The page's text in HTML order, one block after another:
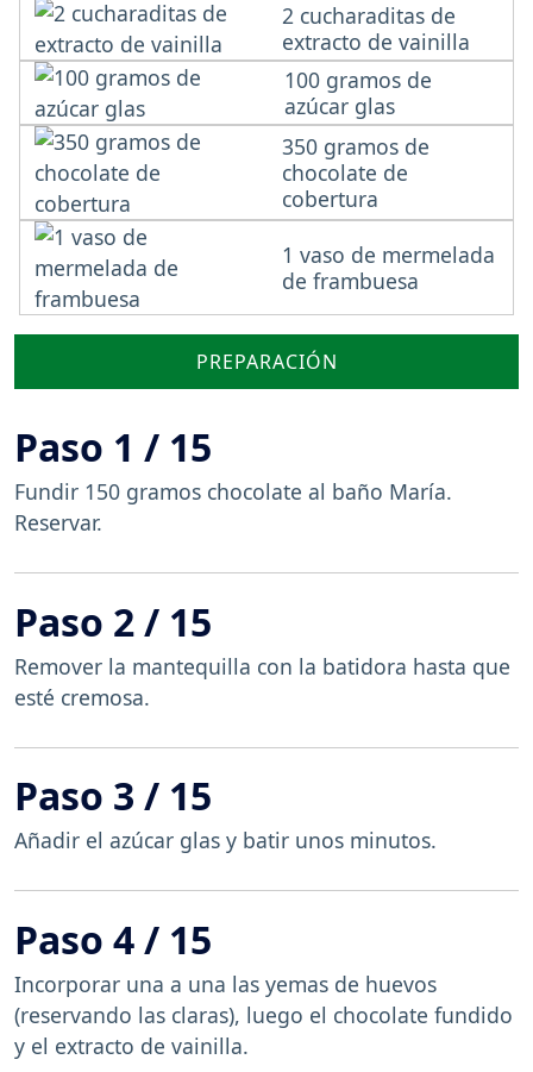
2 cucharaditas de
extracto de vainilla
100 gramos de
azúcar glas
350 gramos de
chocolate de
cobertura
1 vaso de mermelada
de frambuesa
PREPARACIÓN
Paso 1 / 15
Fundir 150 gramos chocolate al baño María.
Reservar.
Paso 2 / 15
Remover la mantequilla con la batidora hasta que
esté cremosa.
Paso 3 / 15
Añadir el azúcar glas y batir unos minutos.
Paso 4 / 15
Incorporar una a una las yemas de huevos
(reservando las claras), luego el chocolate fundido
y el extracto de vainilla.